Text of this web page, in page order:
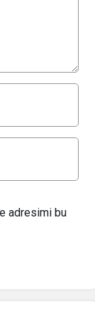
adresimi bu